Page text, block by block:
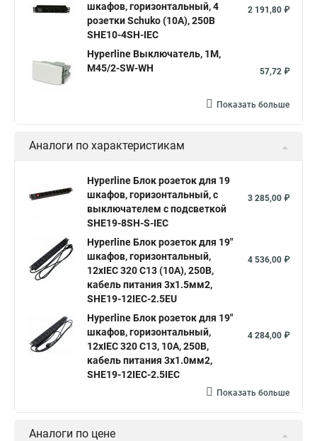
шкафов, горизонтальный, 4
розетки Schuko (10А), 250В
SHE10-4SH-IEC
2 191,80 ₽
Hyperline Выключатель, 1М,
M45/2-SW-WH
57,72 ₽
Показать больше
Аналоги по характеристикам
Hyperline Блок розеток для 19
шкафов, горизонтальный, с
выключателем с подсветкой
SHE19-8SH-S-IEC
3 285,00 ₽
Hyperline Блок розеток для 19"
шкафов, горизонтальный,
12xIEC 320 C13 (10A), 250В,
кабель питания 3х1.5мм2,
SHE19-12IEC-2.5EU
4 536,00 ₽
Hyperline Блок розеток для 19"
шкафов, горизонтальный,
12хIEC 320 C13, 10A, 250В,
кабель питания 3х1.0мм2,
SHE19-12IEC-2.5IEC
4 284,00 ₽
Показать больше
Аналоги по цене